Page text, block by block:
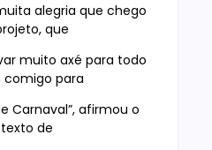
alegria que chego
que
muito axé para todo
para
Carnaval”, afirmou o
de